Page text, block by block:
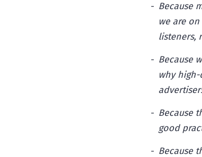
Because
we are
listeners,
Because
why
Because
good
Because